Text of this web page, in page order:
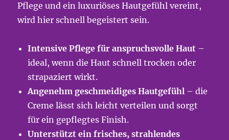
Pflege und ein luxuriöses Hautgefühl vereint,
wird hier schnell begeistert sein.
Intensive Pflege für anspruchsvolle Haut –
ideal, wenn die Haut schnell trocken oder
strapaziert wirkt.
Angenehm geschmeidiges Hautgefühl – die
Creme lässt sich leicht verteilen und sorgt
für ein gepflegtes Finish.
Unterstützt ein frisches, strahlendes